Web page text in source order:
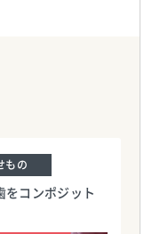
もの
をコンポジット